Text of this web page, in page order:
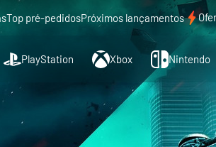
Top pré-pedidosPróximos lançamentos
PlayStation Xbox Nintendo